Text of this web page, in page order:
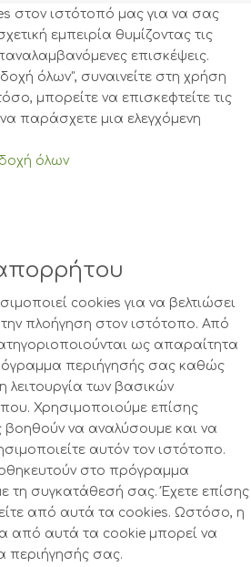
στον ιστότοπό μας για να σας
εμπειρία θυμίζοντας τις
επισκέψεις.
όλων", συναινείτε στη χρήση
μπορείτε να επισκεφτείτε τις
παράσχετε μια ελεγχόμενη
όλων
cookies για να βελτιώσει
πλοήγηση στον ιστότοπο. Από
ως απαραίτητα
περιήγησής σας καθώς
λειτουργία των βασικών
Χρησιμοποιούμε επίσης
βοηθούν να αναλύσουμε και να
αυτόν τον ιστότοπο.
στο πρόγραμμα
τη συγκατάθεσή σας. Έχετε επίσης
από αυτά τα cookies. Ωστόσο, η
από αυτά τα cookie μπορεί να
περιήγησής σας.